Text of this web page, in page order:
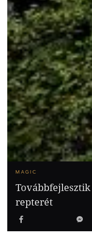
MAGIC
repterét